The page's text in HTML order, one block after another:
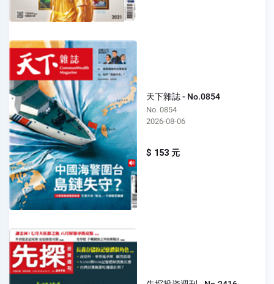
天下雜誌 - No.0854
No. 0854
2026-08-06
$ 153 元